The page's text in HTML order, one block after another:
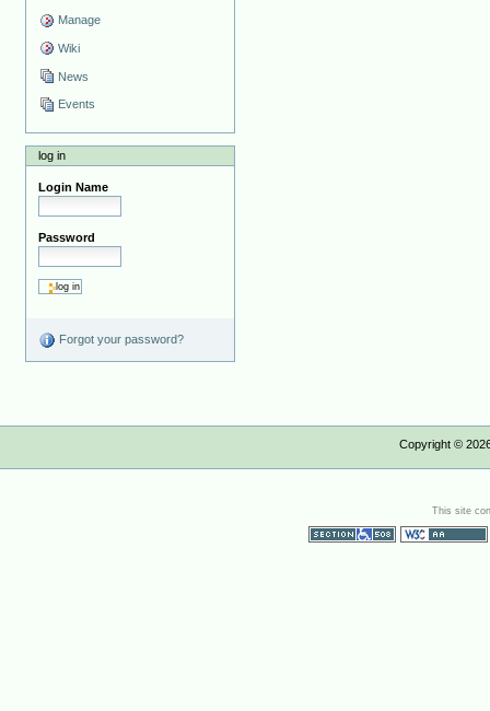
Manage
Wiki
News
Events
log in
Login Name
Password
Forgot your password?
Copyright ©
This site